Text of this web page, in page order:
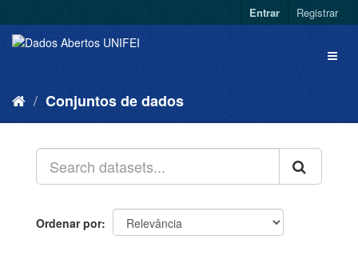
Entrar Registrar
Conjuntos de dados
Ordenar por